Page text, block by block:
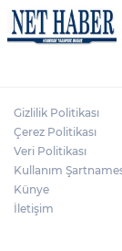
Gizlilik Politikası
Çerez Politikası
Veri Politikası
Kullanım
Künye
İletişim